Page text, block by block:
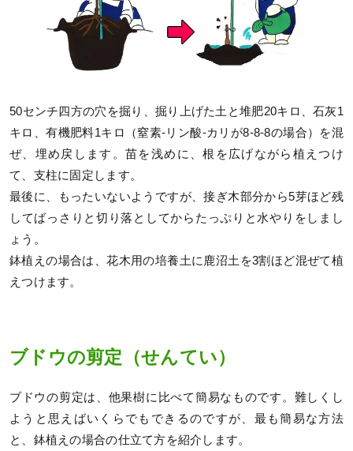
50センチ四方の穴を掘り、掘り上げた土と堆肥20キロ、石灰1
キロ、有機肥料1キロ（窒素-リン酸-カリが8-8-8の場合）を混
ぜ、埋め戻します。苗を浅めに、根を広げながら植えつけ
て、支柱に固定します。
最後に、もったいないようですが、接ぎ木部分から5芽ほど残
してばっさりと切り落としてからたっぷりと水やりをしまし
ょう。
鉢植えの場合は、花木用の培養土に鹿沼土を3割ほど混ぜて植
えつけます。
ブドウの剪定（せんてい）
ブドウの剪定は、他果樹に比べて簡易なものです。難しくし
ようと思えばいくらでもできるのですが、最も簡易な方法
と、鉢植えの場合の仕立て方を紹介します。